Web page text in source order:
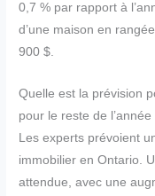
0,7 % par rapport à
d’une maison en
900 $.
Quelle est la prévision
pour le reste de
Les experts prévoient
immobilier en Ontario.
attendue, avec une